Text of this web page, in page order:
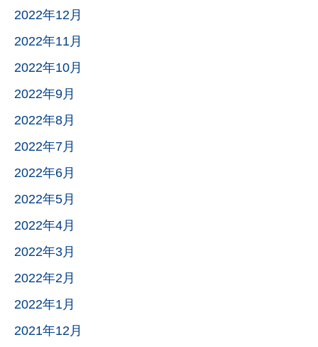
2022年12月
2022年11月
2022年10月
2022年9月
2022年8月
2022年7月
2022年6月
2022年5月
2022年4月
2022年3月
2022年2月
2022年1月
2021年12月